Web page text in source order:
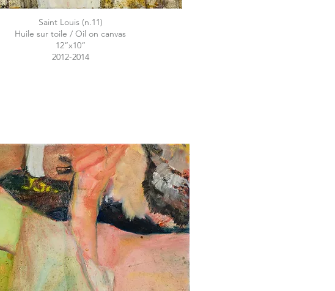
Saint Louis (n.11)
Huile sur toile / Oil on canvas
12“x10“
2012-2014